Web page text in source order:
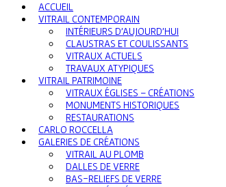
ACCUEIL
VITRAIL CONTEMPORAIN
INTÉRIEURS D’AUJOURD’HUI
CLAUSTRAS ET COULISSANTS
VITRAUX ACTUELS
TRAVAUX ATYPIQUES
VITRAIL PATRIMOINE
VITRAUX ÉGLISES – CRÉATIONS
MONUMENTS HISTORIQUES
RESTAURATIONS
CARLO ROCCELLA
GALERIES DE CRÉATIONS
VITRAIL AU PLOMB
DALLES DE VERRE
BAS-RELIEFS DE VERRE